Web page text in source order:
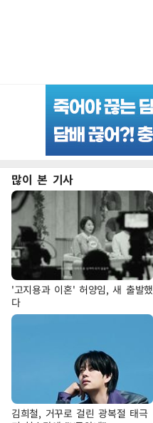
많이 본 기사
'고지용과 이혼' 허양임, 새 출발했
다
김희철, 거꾸로 걸린 광복절 태극